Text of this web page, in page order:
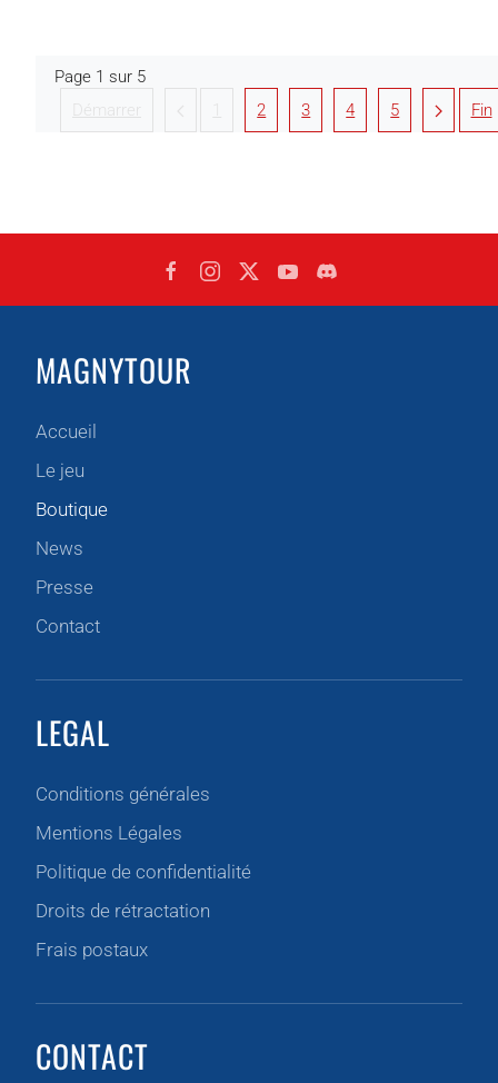
Page 1 sur 5
Démarrer
2 3 4 5 Fin
MAGNYTOUR
Accueil
Le jeu
Boutique
News
Presse
Contact
LEGAL
Conditions générales
Mentions Légales
Politique de confidentialité
Droits de rétractation
Frais postaux
CONTACT